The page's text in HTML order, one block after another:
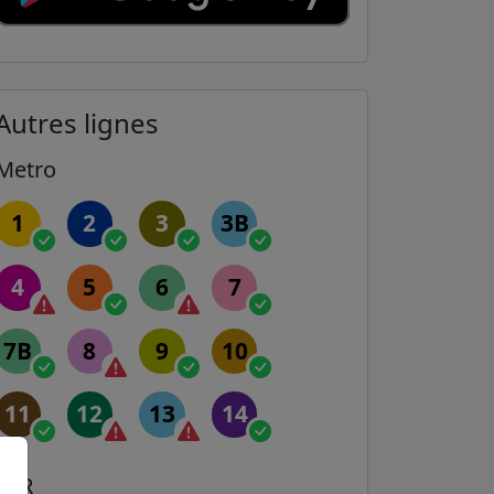
lignes
1 2 3 3B
4 5 6 7
7B 8 9 10
11 12 13 14
RER